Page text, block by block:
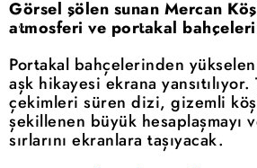
Görsel şölen sunan Mercan
atmosferi ve portakal
Portakal bahçelerinden
aşk hikayesi ekrana yansıtılıyor.
çekimleri süren dizi, gizemli
şekillenen büyük hesaplaşmayı
sırlarını ekranlara taşıyacak.